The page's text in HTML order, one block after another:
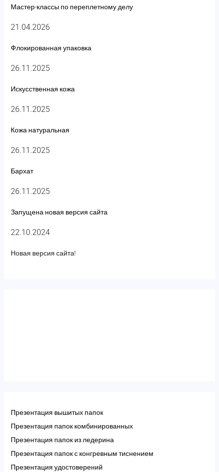
Мастер-классы по переплетному делу
21.04.2026
Флокированная упаковка
26.11.2025
Искусственная кожа
26.11.2025
Кожа натуральная
26.11.2025
Бархат
26.11.2025
Запущена новая версия сайта
22.10.2024
Новая версия сайта!
Презентация вышитых папок
Презентация папок комбинированных
Презентация папок из ледерина
Презентация папок с конгревным тиснением
Презентация удостоверений